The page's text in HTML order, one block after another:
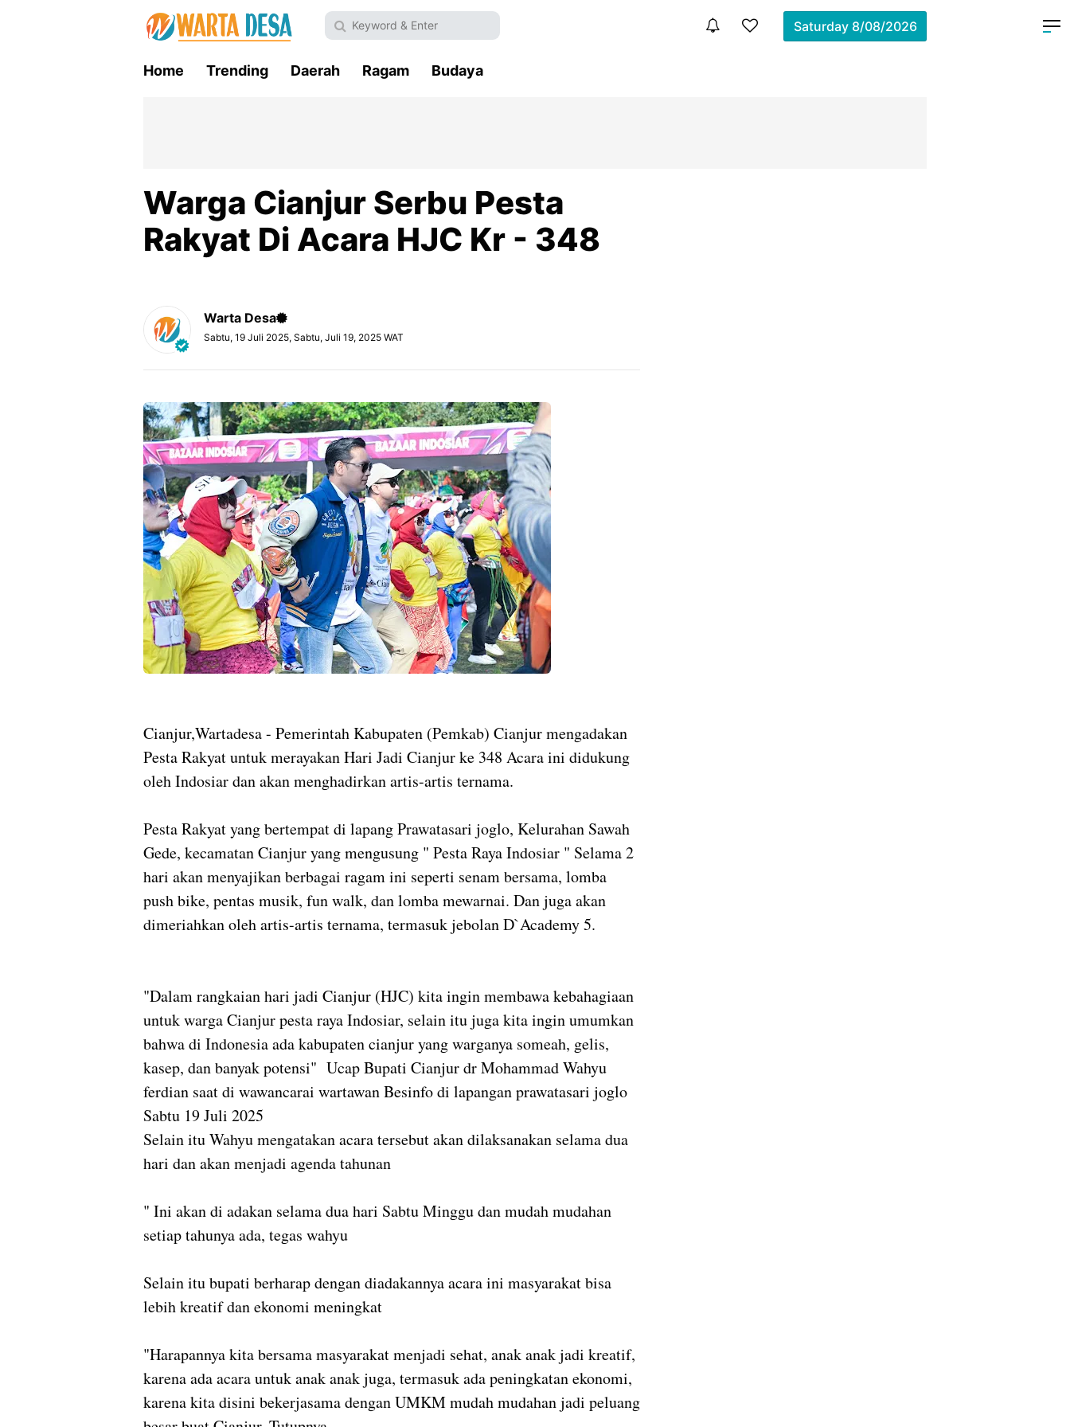
Saturday 8/08/2026
Home Trending Daerah Ragam Budaya
Warga Cianjur Serbu Pesta
Rakyat Di Acara HJC Kr - 348
Warta Desa
Sabtu, 19 Juli 2025, Sabtu, Juli 19, 2025 WAT
Cianjur,Wartadesa - Pemerintah Kabupaten (Pemkab) Cianjur mengadakan
Pesta Rakyat untuk merayakan Hari Jadi Cianjur ke 348 Acara ini didukung
oleh Indosiar dan akan menghadirkan artis-artis ternama.
Pesta Rakyat yang bertempat di lapang Prawatasari joglo, Kelurahan Sawah
Gede, kecamatan Cianjur yang mengusung " Pesta Raya Indosiar " Selama 2
hari akan menyajikan berbagai ragam ini seperti senam bersama, lomba
push bike, pentas musik, fun walk, dan lomba mewarnai. Dan juga akan
dimeriahkan oleh artis-artis ternama, termasuk jebolan D`Academy 5.
"Dalam rangkaian hari jadi Cianjur (HJC) kita ingin membawa kebahagiaan
untuk warga Cianjur pesta raya Indosiar, selain itu juga kita ingin umumkan
bahwa di Indonesia ada kabupaten cianjur yang warganya someah, gelis,
kasep, dan banyak potensi" Ucap Bupati Cianjur dr Mohammad Wahyu
ferdian saat di wawancarai wartawan Besinfo di lapangan prawatasari joglo
Sabtu 19 Juli 2025
Selain itu Wahyu mengatakan acara tersebut akan dilaksanakan selama dua
hari dan akan menjadi agenda tahunan
" Ini akan di adakan selama dua hari Sabtu Minggu dan mudah mudahan
setiap tahunya ada, tegas wahyu
Selain itu bupati berharap dengan diadakannya acara ini masyarakat bisa
lebih kreatif dan ekonomi meningkat
"Harapannya kita bersama masyarakat menjadi sehat, anak anak jadi kreatif,
karena ada acara untuk anak anak juga, termasuk ada peningkatan ekonomi,
karena kita disini bekerjasama dengan UMKM mudah mudahan jadi peluang